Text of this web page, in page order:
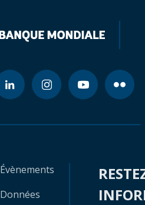
Évènements
Données